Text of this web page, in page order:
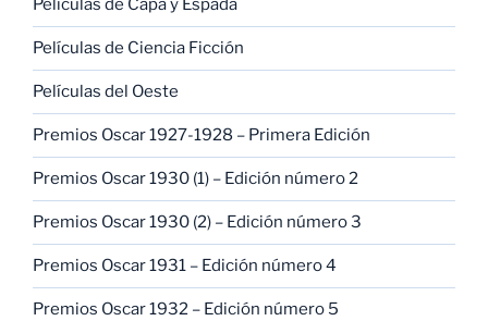
Películas de Capa y Espada
Películas de Ciencia Ficción
Películas del Oeste
Premios Oscar 1927-1928 – Primera Edición
Premios Oscar 1930 (1) – Edición número 2
Premios Oscar 1930 (2) – Edición número 3
Premios Oscar 1931 – Edición número 4
Premios Oscar 1932 – Edición número 5